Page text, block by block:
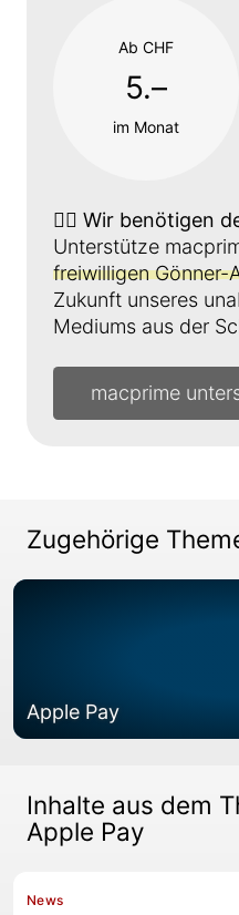
Ab CHF
5.–
im Monat
👉🏼 Wir benötigen
Unterstütze
freiwilligen Gönner-
Zukunft unseres
Mediums aus der
macprime
Zugehörige
Apple Pay
Inhalte aus dem
Apple Pay
News